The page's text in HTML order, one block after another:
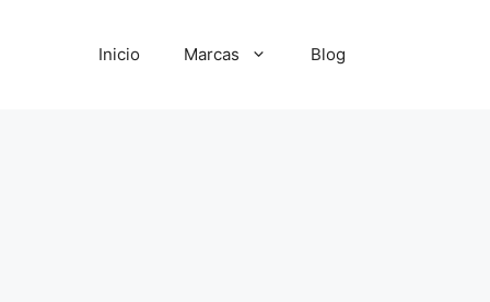
Inicio Marcas Blog